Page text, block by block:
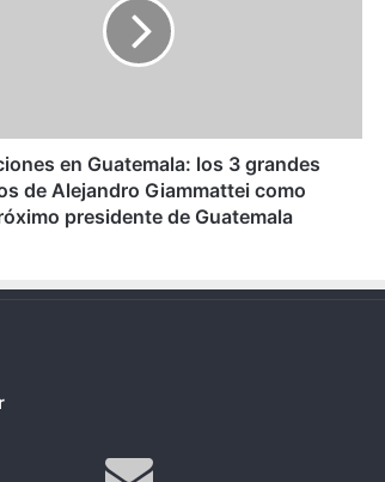
en Guatemala: los 3 grandes
de Alejandro Giammattei como
presidente de Guatemala